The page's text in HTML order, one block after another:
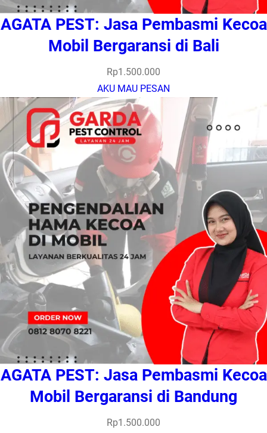
AGATA PEST: Jasa Pembasmi Kecoa
Mobil Bergaransi di Bali
Rp1.500.000
AKU MAU PESAN
AGATA PEST: Jasa Pembasmi Kecoa
Mobil Bergaransi di Bandung
Rp1.500.000